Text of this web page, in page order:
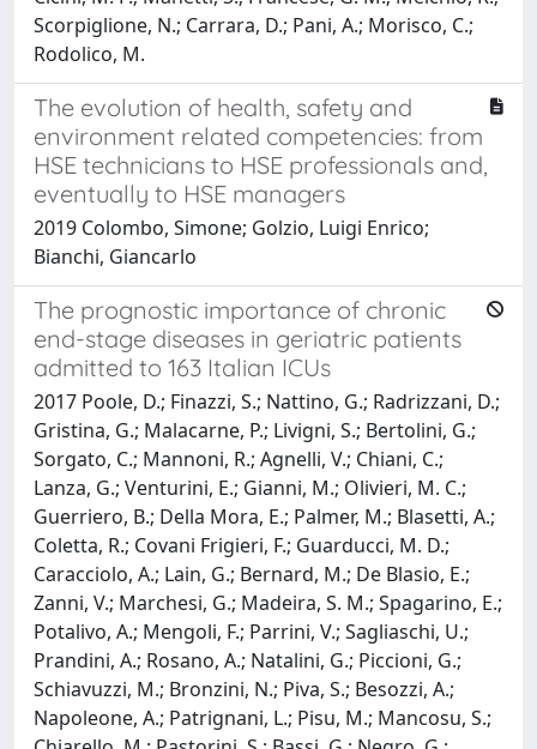
Scorpiglione, N.; Carrara, D.; Pani, A.; Morisco, C.;
Rodolico, M.
The evolution of health, safety and
environment related competencies: from
HSE technicians to HSE professionals and,
eventually to HSE managers
2019 Colombo, Simone; Golzio, Luigi Enrico;
Bianchi, Giancarlo
The prognostic importance of chronic
end-stage diseases in geriatric patients
admitted to 163 Italian ICUs
2017 Poole, D.; Finazzi, S.; Nattino, G.; Radrizzani, D.;
Gristina, G.; Malacarne, P.; Livigni, S.; Bertolini, G.;
Sorgato, C.; Mannoni, R.; Agnelli, V.; Chiani, C.;
Lanza, G.; Venturini, E.; Gianni, M.; Olivieri, M. C.;
Guerriero, B.; Della Mora, E.; Palmer, M.; Blasetti, A.;
Coletta, R.; Covani Frigieri, F.; Guarducci, M. D.;
Caracciolo, A.; Lain, G.; Bernard, M.; De Blasio, E.;
Zanni, V.; Marchesi, G.; Madeira, S. M.; Spagarino, E.;
Potalivo, A.; Mengoli, F.; Parrini, V.; Sagliaschi, U.;
Prandini, A.; Rosano, A.; Natalini, G.; Piccioni, G.;
Schiavuzzi, M.; Bronzini, N.; Piva, S.; Besozzi, A.;
Napoleone, A.; Patrignani, L.; Pisu, M.; Mancosu, S.;